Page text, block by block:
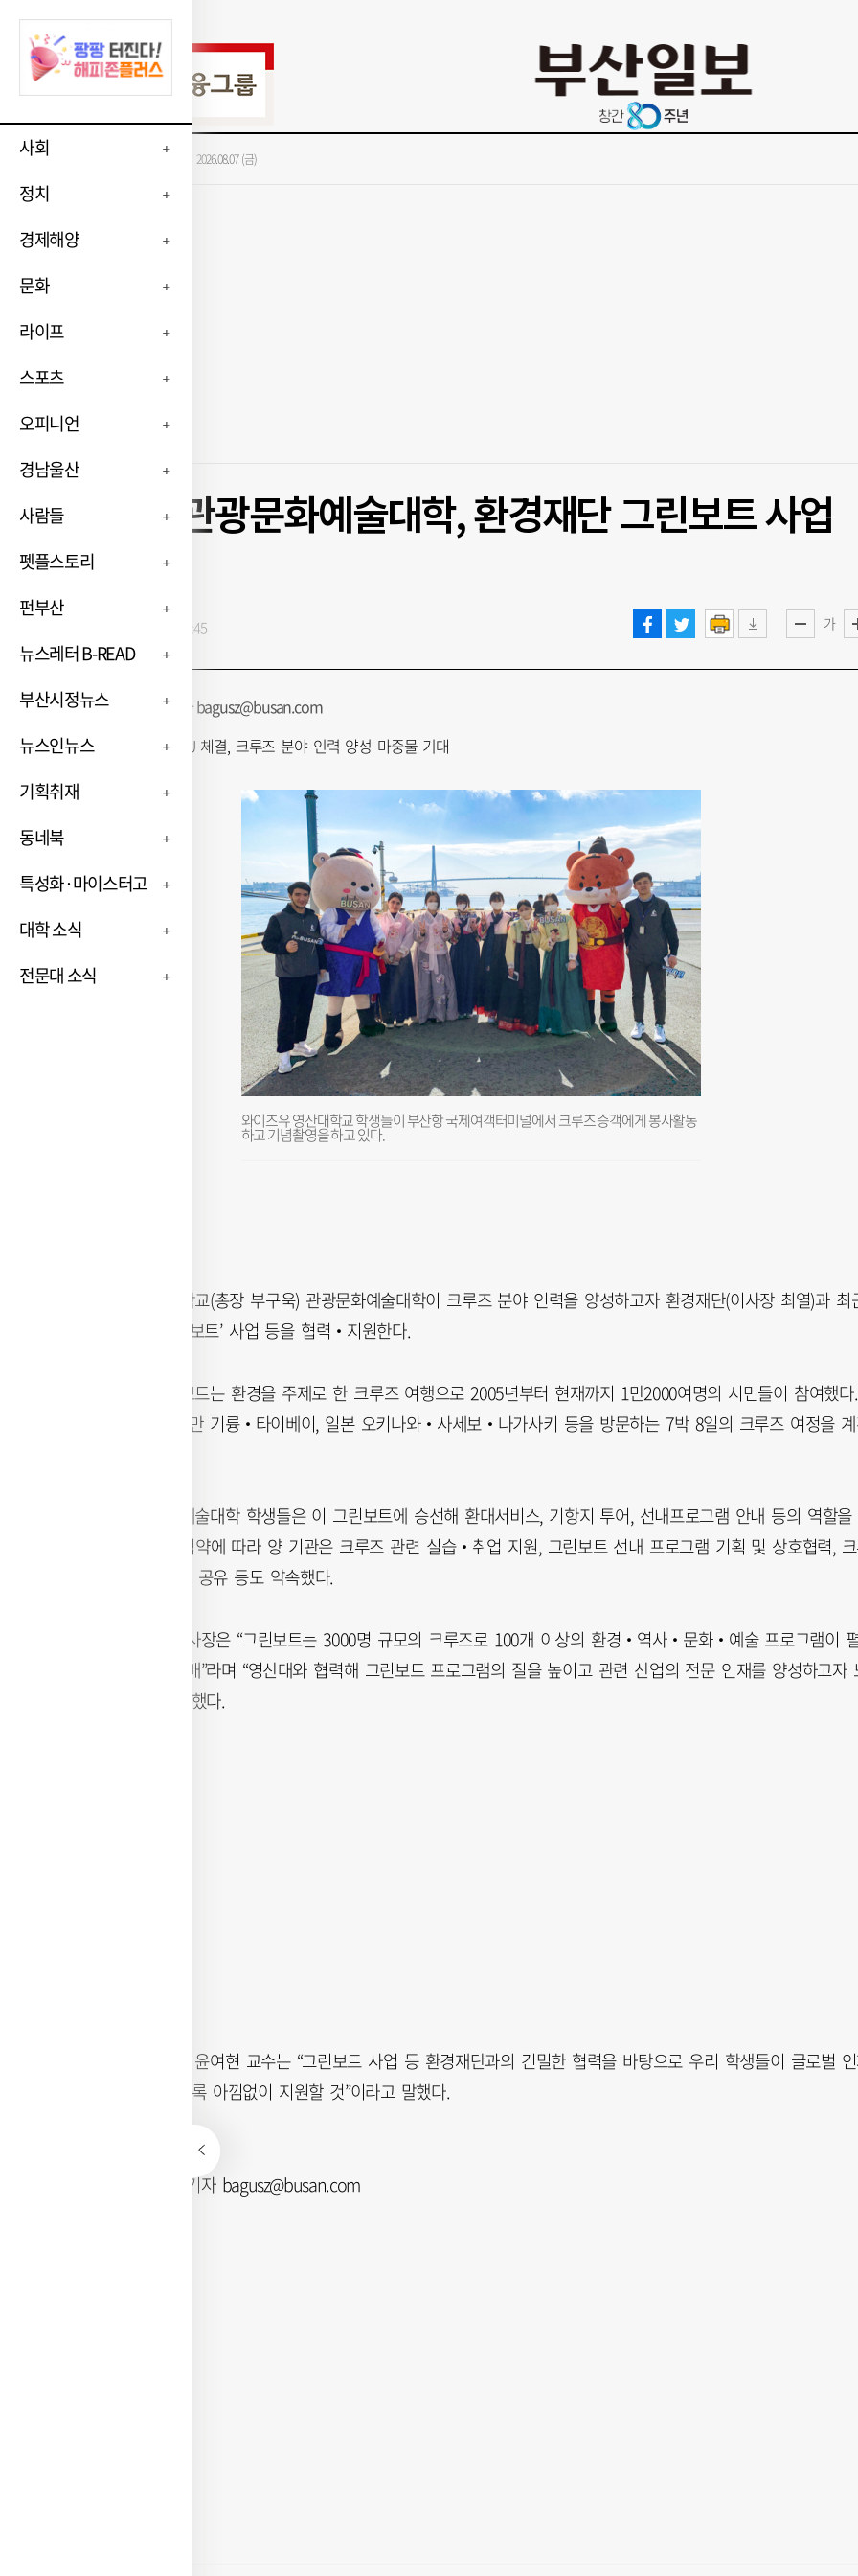
사회
정치
경제해양
문화
라이프
스포츠
오피니언
경남울산
사람들
펫플스토리
펀부산
뉴스레터 B-READ
부산시정뉴스
뉴스인뉴스
기획취재
동네북
특성화·마이스터고
대학 소식
전문대 소식
가장 많이 본 뉴스 2026.08.07 (금)
영산대 관광문화예술대학, 환경재단 그린보트 사업
참여
가
입력 : 2024-09-13 13:16:45
김현지 부산닷컴 기자 bagusz@busan.com
환경재단과 MOU 체결, 크루즈 분야 인력 양성 마중물 기대
와이즈유 영산대학교 학생들이 부산항 국제여객터미널에서 크루즈 승객에게 봉사활동
하고 기념촬영을 하고 있다.
와이즈유 영산대학교(총장 부구욱) 관광문화예술대학이 크루즈 분야 인력을 양성하고자 환경재단(이사장 최열)과 최
협약을 맺고 ‘그린보트’ 사업 등을 협력‧지원한다.
환경재단의 그린보트는 환경을 주제로 한 크루즈 여행으로 2005년부터 현재까지 1만2000여명의 시민들이 참여했다.
내년 1월 부산, 대만 기륭‧타이베이, 일본 오키나와‧사세보‧나가사키 등을 방문하는 7박 8일의 크루즈 여정을
영산대 관광문화예술대학 학생들은 이 그린보트에 승선해 환대서비스, 기항지 투어, 선내프로그램 안내 등의 역할을
맡는다. 또 이번 협약에 따라 양 기관은 크루즈 관련 실습‧취업 지원, 그린보트 선내 프로그램 기획 및 상호협력,
즈 산업 동향 정보 공유 등도 약속했다.
환경재단 최열 이사장은 “그린보트는 3000명 규모의 크루즈로 100개 이상의 환경‧역사‧문화‧예술 프로그램이
쳐지는 환상적인 배”라며 “영산대와 협력해 그린보트 프로그램의 질을 높이고 관련 산업의 전문 인재를 양성하고자
력할 것”이라고 말했다.
관광문화예술대학 윤여현 교수는 “그린보트 사업 등 환경재단과의 긴밀한 협력을 바탕으로 우리 학생들이 글로벌
로 성장할 수 있도록 아낌없이 지원할 것”이라고 말했다.
김현지 부산닷컴 기자 bagusz@busan.com